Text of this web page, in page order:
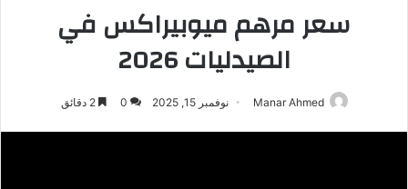
سعر مرهم ميوبيراكس في
الصيدليات 2026
Manar Ahmed نوفمبر 15, 2025 0 2 دقائق